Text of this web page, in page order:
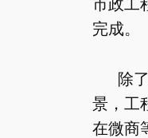
市政工
完成。
除
景，工
在微商